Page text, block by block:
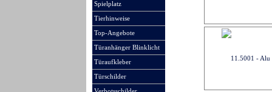
Spielplatz
Tierhinweise
Top-Angebote
Türanhänger Blinklicht
Türaufkleber
Türschilder